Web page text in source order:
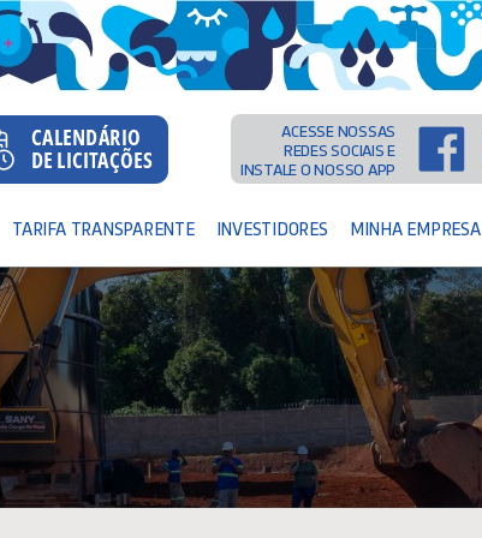
ACESSE NOSSAS
REDES SOCIAIS E
INSTALE O NOSSO APP
TARIFA TRANSPARENTE INVESTIDORES MINHA EMPRESA